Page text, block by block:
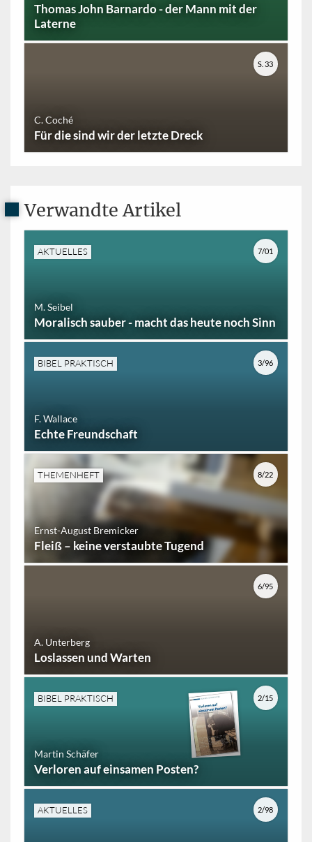
Thomas John Barnardo - der Mann mit der
Laterne
C. Coché
Für die sind wir der letzte Dreck
S. 33
Verwandte Artikel
AKTUELLES
M. Seibel
Moralisch sauber - macht das heute noch Sinn
7/01
BIBEL PRAKTISCH
F. Wallace
Echte Freundschaft
3/96
THEMENHEFT
Ernst-August Bremicker
Fleiß – keine verstaubte Tugend
8/22
A. Unterberg
Loslassen und Warten
6/95
BIBEL PRAKTISCH
Martin Schäfer
Verloren auf einsamen Posten?
2/15
AKTUELLES 2/98